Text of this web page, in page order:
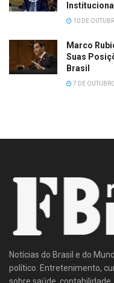
10 DE
Marco
Suas
Brasil
7 DE
Notícias do Brasil e do
político. Entretenimento,